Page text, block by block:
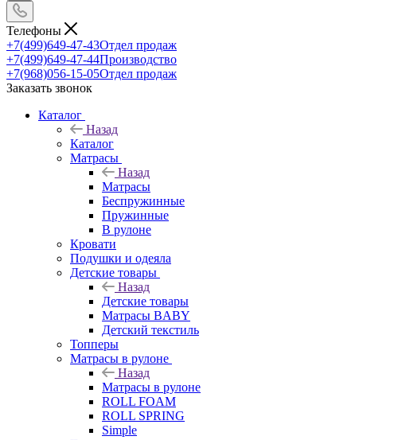
Телефоны
+7(499)649-47-43Отдел продаж
+7(499)649-47-44Производство
+7(968)056-15-05Отдел продаж
Заказать звонок
Каталог
Назад
Каталог
Матрасы
Назад
Матрасы
Беспружинные
Пружинные
В рулоне
Кровати
Подушки и одеяла
Детские товары
Назад
Детские товары
Матрасы BABY
Детский текстиль
Топперы
Матрасы в рулоне
Назад
Матрасы в рулоне
ROLL FOAM
ROLL SPRING
Simple